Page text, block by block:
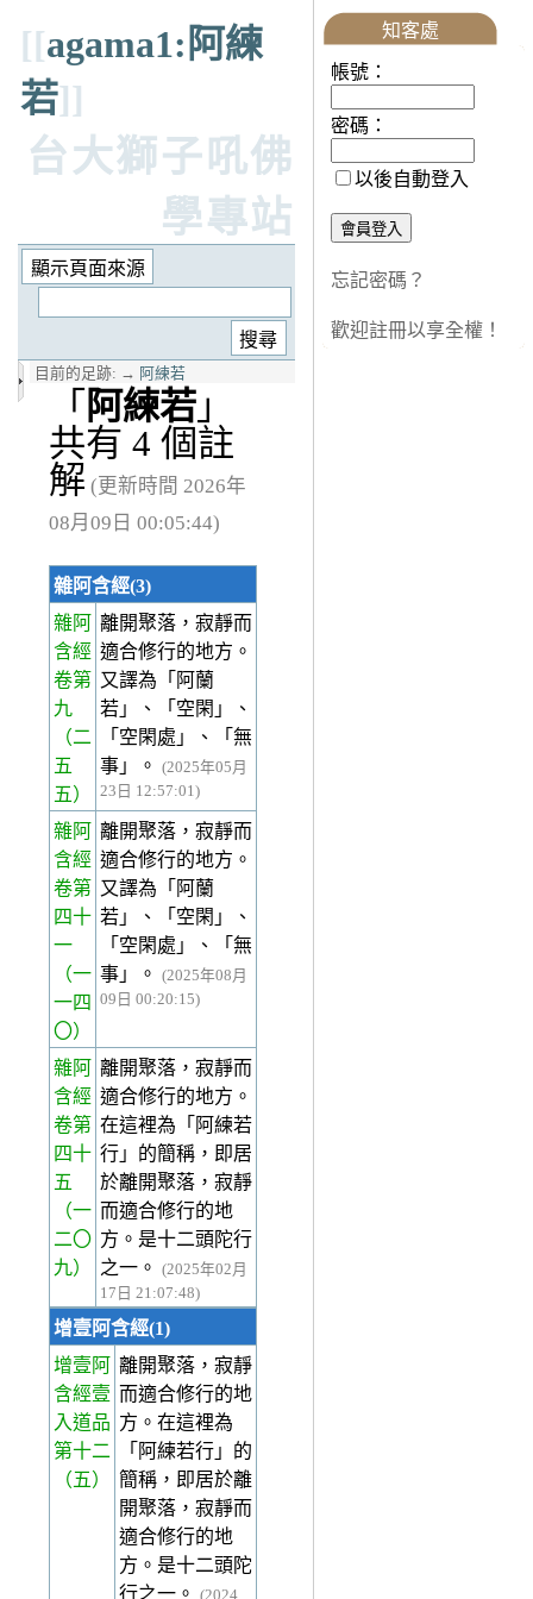
[[agama1:阿練
若]]
台大獅子吼佛
學專站
目前的足跡: → 阿練若
「 阿練若 」
共有 4 個註
解 (更新時間 2026年
08月09日 00:05:44)
雜阿含經(3)
雜阿
含經
卷第
九
（二
五
五）
離開聚落，寂靜而
適合修行的地方。
又譯為「阿蘭
若」、「空閑」、
「空閑處」、「無
事」。
(2025年05月
23日 12:57:01)
雜阿
含經
卷第
四十
一
（一
一四
〇）
離開聚落，寂靜而
適合修行的地方。
又譯為「阿蘭
若」、「空閑」、
「空閑處」、「無
事」。
(2025年08月
09日 00:20:15)
雜阿
含經
卷第
四十
五
（一
二〇
九）
離開聚落，寂靜而
適合修行的地方。
在這裡為「阿練若
行」的簡稱，即居
於離開聚落，寂靜
而適合修行的地
方。是十二頭陀行
之一。
(2025年02月
17日 21:07:48)
增壹阿含經(1)
增壹阿
含經壹
入道品
第十二
（五）
離開聚落，寂靜
而適合修行的地
方。在這裡為
「阿練若行」的
簡稱，即居於離
開聚落，寂靜而
適合修行的地
方。是十二頭陀
行之一。
知客處
帳號：
密碼：
以後自動登入
忘記密碼？
歡迎註冊以享全權！